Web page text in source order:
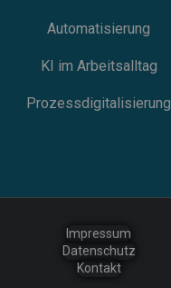
Automatisierung
KI im Arbeitsalltag
Prozessdigitalisierung
Impressum
Datenschutz
Kontakt